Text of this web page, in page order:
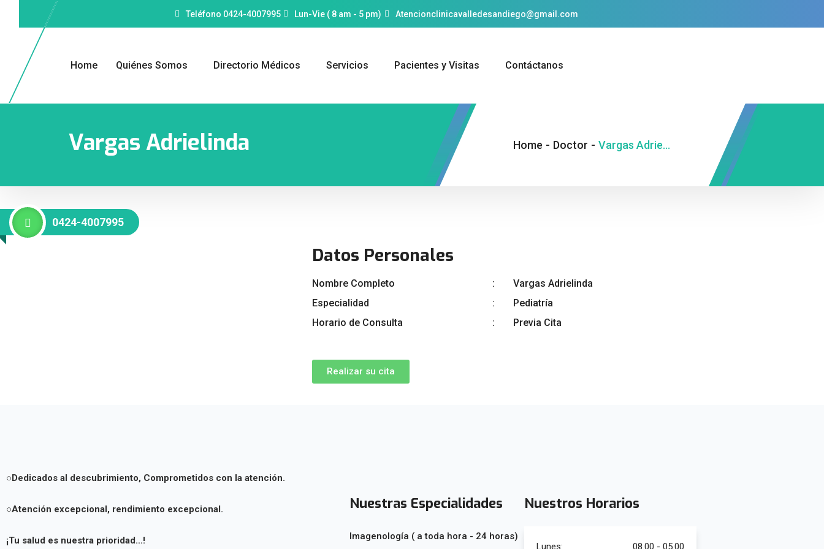
Teléfono 0424-4007995 Lun-Vie ( 8 am - 5 pm) Atencionclinicavalledesandiego@gmail.com
Home Quiénes Somos Directorio Médicos Servicios Pacientes y Visitas Contáctanos
Vargas Adrielinda Home - Doctor - Vargas Adrielinda
0424-4007995
Datos Personales
Nombre Completo
Vargas Adrielinda
Especialidad
Pediatría
Horario de Consulta
Previa Cita
Realizar su cita
○Dedicados al descubrimiento, Comprometidos con la atención.
○Atención excepcional, rendimiento excepcional.
¡Tu salud es nuestra prioridad…!
Nuestras Especialidades
Imagenología ( a toda hora - 24 horas)
Nuestros Horarios
Lunes: 08.00 - 05.00